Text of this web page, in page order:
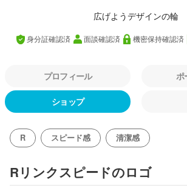
広げようデザインの輪
身分証確認済 面談確認済 機密保持確認済
プロフィール ポ
ショップ
R スピード感 清潔感
Rリンクスピードのロゴ